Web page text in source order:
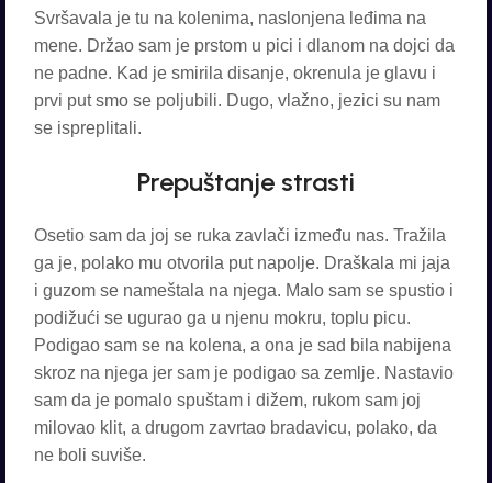
Svršavala je tu na kolenima, naslonjena leđima na
mene. Držao sam je prstom u pici i dlanom na dojci da
ne padne. Kad je smirila disanje, okrenula je glavu i
prvi put smo se poljubili. Dugo, vlažno, jezici su nam
se ispreplitali.
Prepuštanje strasti
Osetio sam da joj se ruka zavlači između nas. Tražila
ga je, polako mu otvorila put napolje. Draškala mi jaja
i guzom se nameštala na njega. Malo sam se spustio i
podižući se ugurao ga u njenu mokru, toplu picu.
Podigao sam se na kolena, a ona je sad bila nabijena
skroz na njega jer sam je podigao sa zemlje. Nastavio
sam da je pomalo spuštam i dižem, rukom sam joj
milovao klit, a drugom zavrtao bradavicu, polako, da
ne boli suviše.